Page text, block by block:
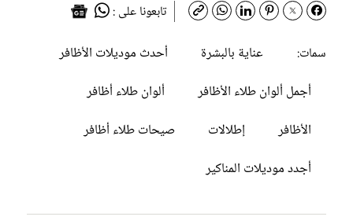
تابعونا على :
سمات:
عناية بالبشرة
أحدث موديلات الأظافر
أجمل ألوان طلاء الأظافر
ألوان طلاء أظافر
الأظافر
إطلالات
صيحات طلاء أظافر
أجدد موديلات المناكير